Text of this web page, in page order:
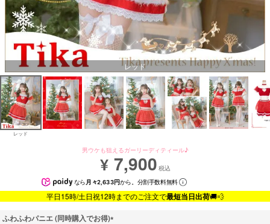
レッド
レッド
男ウケも狙えるガーリーディティール♪
¥ 7,900 税込
なら 月々2,633円から。分割手数料無料
平日15時/土日祝12時までのご注文で最短当日出荷🚚💨
ふわふわパニエ (同時購入でお得)